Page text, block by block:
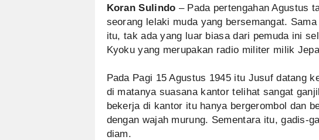
Koran Sulindo – Pada pertengahan Agustus
seorang lelaki muda yang bersemangat.
itu, tak ada yang luar biasa dari pemuda ini
Kyoku yang merupakan radio militer milik
Pada Pagi 15 Agustus 1945 itu Jusuf datang
di matanya suasana kantor telihat sangat
bekerja di kantor itu hanya bergerombol dan
dengan wajah murung. Sementara itu, gadis-
diam.